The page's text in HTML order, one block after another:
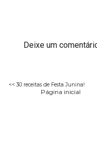
Deixe um
<< 30 receitas de Festa Junina!
Página inicial